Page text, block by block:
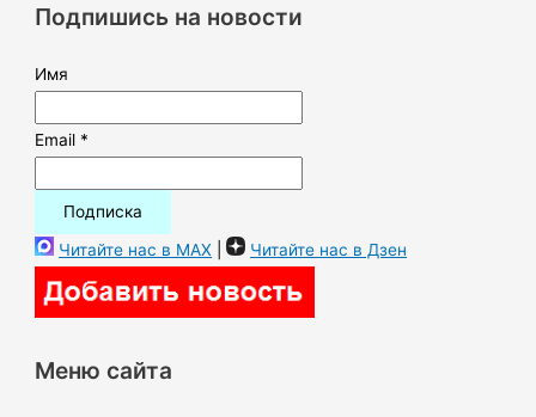
:Подпишись на новости
Имя
Email *
Читайте нас в MAX | Читайте нас в Дзен
Меню сайта